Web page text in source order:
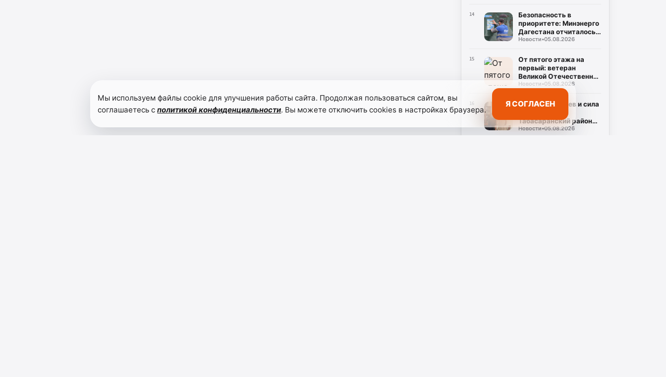
в Курми и Хвартикуни
14
Безопасность в
приоритете: Минэнерго
Дагестана отчиталось о
двукратном снижении
эксплуатации газа
Новости•05.08.2026
15
От пятого этажа на
первый: ветеран
Великой Отечественной
Муса Багаудинов
получил ключи от новой
квартиры в Каспийске
Новости•05.08.2026
16
Наследие героев и сила
Табасаранский район
примет два турнира
Новости•05.08.2026
Мы используем файлы cookie для улучшения работы сайта. Продолжая пользоваться сайтом, вы
соглашаетесь сполитикой конфиденциальности. Вы можете отключить cookies в настройках браузера.
Я СОГЛАСЕН